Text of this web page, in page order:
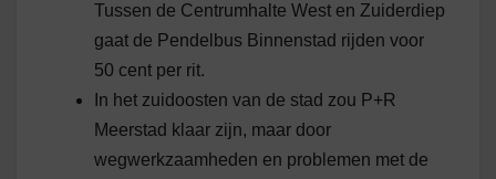
Tussen de Centrumhalte West en Zuiderdiep
gaat de Pendelbus Binnenstad rijden voor
50 cent per rit.
In het zuidoosten van de stad zou P+R
Meerstad klaar zijn, maar door
wegwerkzaamheden en problemen met de